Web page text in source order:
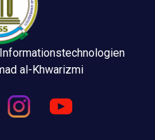
al-Khwarizmi